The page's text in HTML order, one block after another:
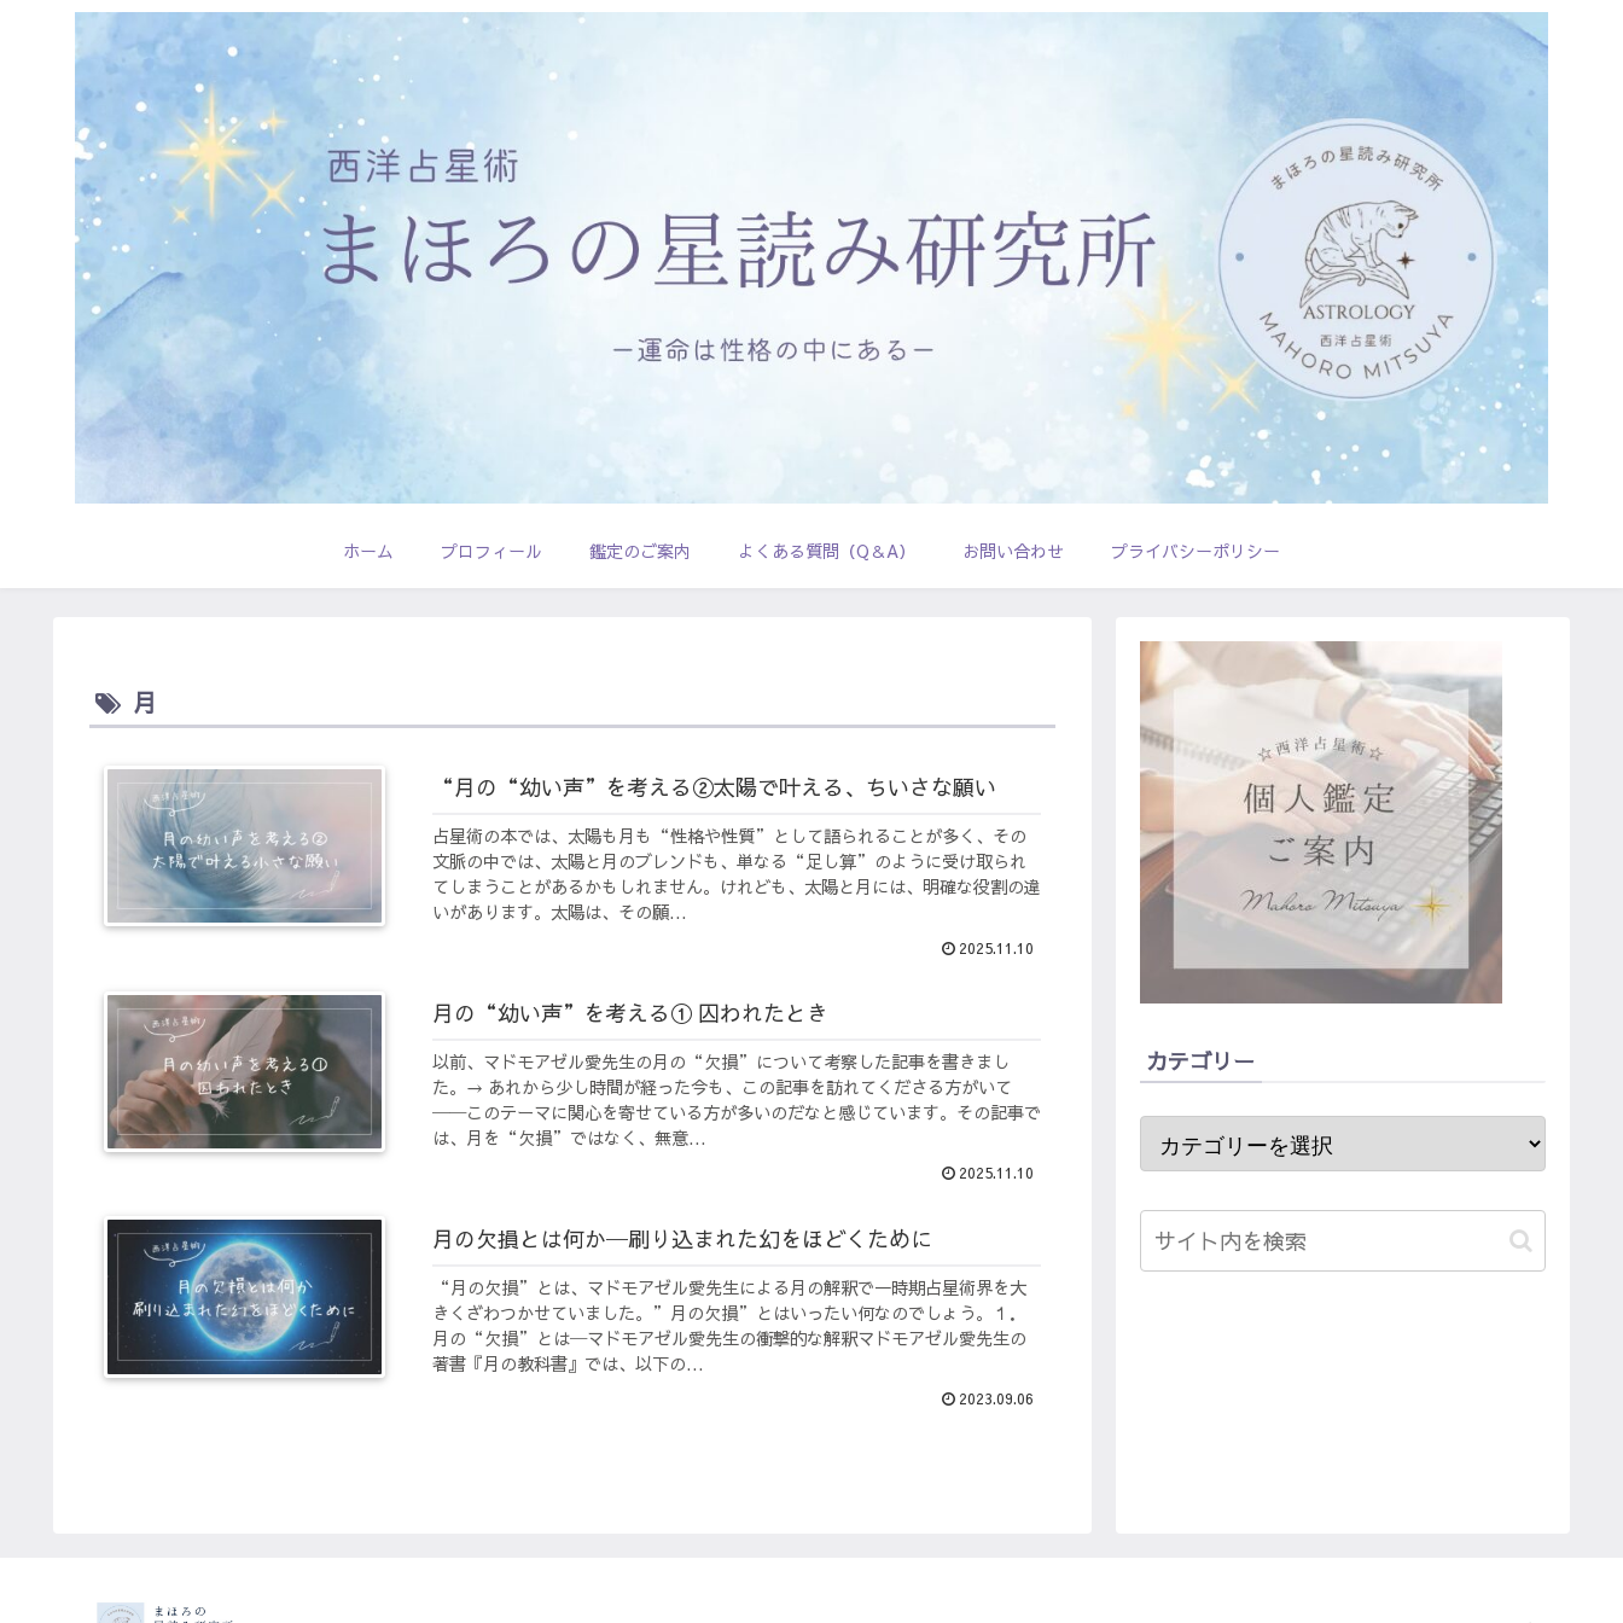
ホーム プロフィール 鑑定のご案内 よくある質問（Q＆A） お問い合わせ プライバシーポリシー
月
“月の“幼い声”を考える②太陽で叶える、ちいさな願い
占星術の本では、太陽も月も“性格や性質”として語られることが多く、その
文脈の中では、太陽と月のブレンドも、単なる“足し算”のように受け取られ
てしまうことがあるかもしれません。けれども、太陽と月には、明確な役割の違
いがあります。太陽は、その願...
2025.11.10
月の“幼い声”を考える① 囚われたとき
以前、マドモアゼル愛先生の月の“欠損”について考察した記事を書きまし
た。→ あれから少し時間が経った今も、この記事を訪れてくださる方がいて
──このテーマに関心を寄せている方が多いのだなと感じています。その記事で
は、月を“欠損”ではなく、無意...
2025.11.10
月の欠損とは何か─刷り込まれた幻をほどくために
“月の欠損”とは、マドモアゼル愛先生による月の解釈で一時期占星術界を大
きくざわつかせていました。”月の欠損”とはいったい何なのでしょう。１．
月の“欠損”とは─マドモアゼル愛先生の衝撃的な解釈マドモアゼル愛先生の
著書『月の教科書』では、以下の...
2023.09.06
カテゴリー